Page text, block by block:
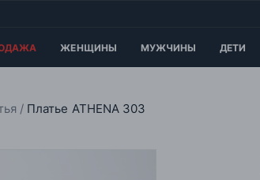
ЖЕНЩИНЫ МУЖЧИНЫ ДЕТИ
Платье ATHENA 303